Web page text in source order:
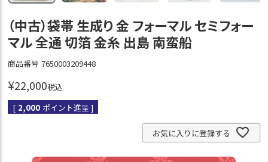
（中古）袋帯 生成り 金 フォーマル セミフォー
マル 全通 切箔 金糸 出島 南蛮船
商品番号 7650003209448
¥22,000税込
[ 2,000 ポイント進呈 ]
お気に入りに登録する